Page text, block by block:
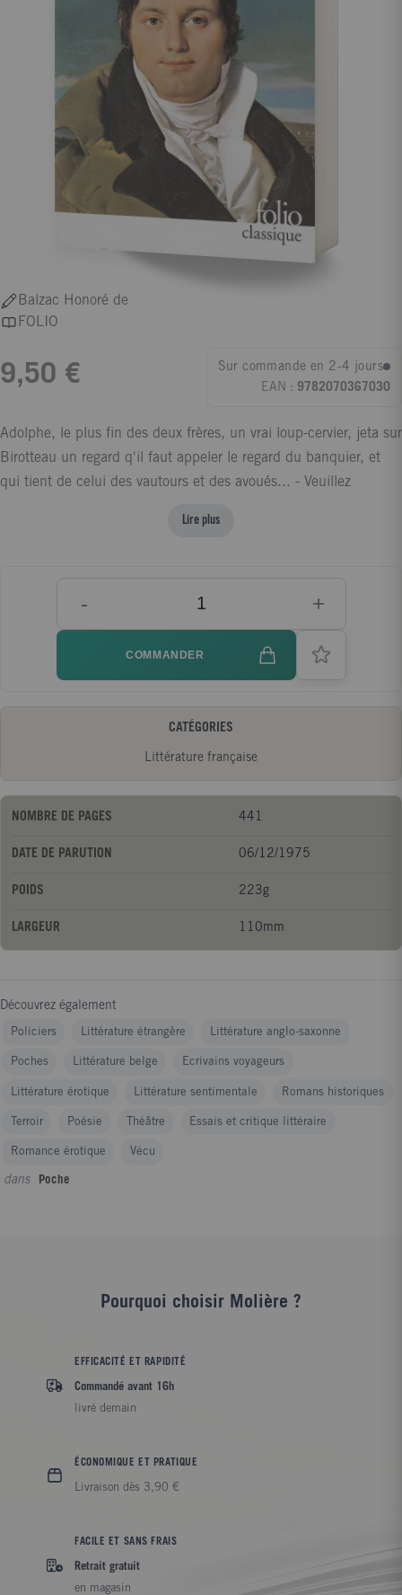
Balzac Honoré de
FOLIO
9,50 €
Sur commande en 2-4 jours
EAN : 9782070367030
Adolphe, le plus fin des deux frères, un vrai loup-cervier, jeta sur
Birotteau un regard q'il faut appeler le regard du banquier, et
qui tient de celui des vautours et des avoués... - Veuillez
dit-il... Si l'affaire est bonne, nous pourrons, pour ne pas vous
s'agit. Comme le castor poursuivi, je dois me débarrasser d'une
partie de ma peau. Il vaut mieux se laisser tondre que de mourir.
Lire plus
- +
COMMANDER
CATÉGORIES
Littérature française
NOMBRE DE PAGES 441
DATE DE PARUTION 06/12/1975
POIDS 223g
LARGEUR 110mm
Découvrez également
Policiers Littérature étrangère Littérature anglo-saxonne
Poches Littérature belge Ecrivains voyageurs
Littérature érotique Littérature sentimentale Romans historiques
Terroir Poésie Théâtre Essais et critique littéraire
Romance érotique Vécu
dans Poche
Pourquoi choisir Molière ?
EFFICACITÉ ET RAPIDITÉ
Commandé avant 16h
livré demain
ÉCONOMIQUE ET PRATIQUE
Livraison dès 3,90 €
FACILE ET SANS FRAIS
Retrait gratuit
en magasin